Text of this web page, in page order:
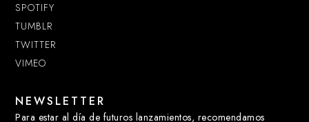
SPOTIFY
TUMBLR
TWITTER
VIMEO
NEWSLETTER
Para estar al día de futuros lanzamientos, recomendamos